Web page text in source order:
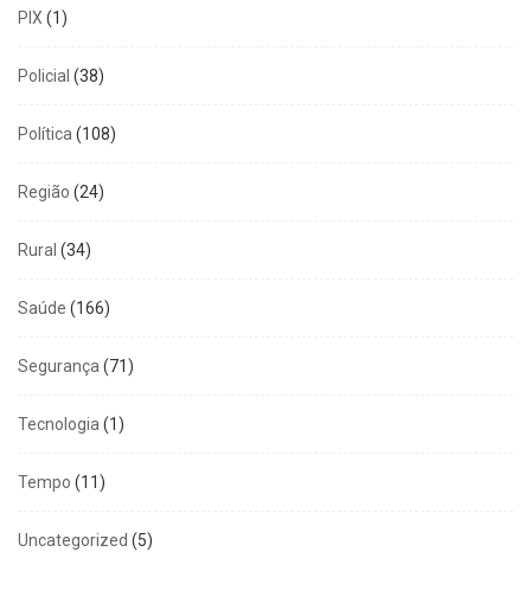
PIX (1)
Policial (38)
Política (108)
Região (24)
Rural (34)
Saúde (166)
Segurança (71)
Tecnologia (1)
Tempo (11)
Uncategorized (5)